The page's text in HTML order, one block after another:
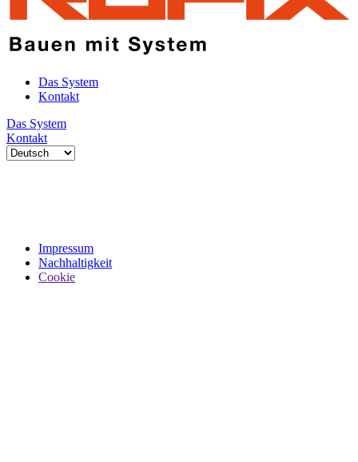
Das System
Kontakt
Das System
Kontakt
Impressum
Nachhaltigkeit
Cookie